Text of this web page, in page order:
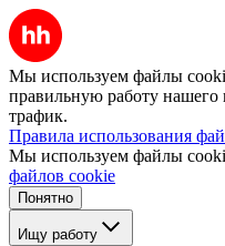
Мы используем файлы
правильную работу нашего
трафик.
Правила использования
Мы используем файлы
файлов cookie
Понятно
Ищу работу